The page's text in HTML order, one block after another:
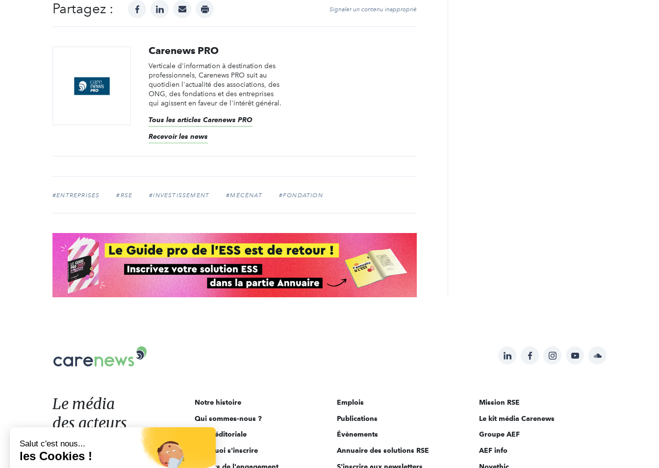
Partagez : facebooklinkedinmail print Signaler un contenu inapproprié
Carenews PRO
Verticale d'information à destination des
professionnels, Carenews PRO suit au
quotidien l'actualité des associations, des
ONG, des fondations et des entreprises
qui agissent en faveur de l'intérêt général.
Tous les articles Carenews PRO
Recevoir les news
#ENTREPRISES #RSE #INVESTISSEMENT #MÉCÉNAT #FONDATION
Suivez-
sur:
LinkedInFacebookInstagramYouTubeSoundcloud
Le
acteurs
de
l'engagement
Le média
des acteurs
de l'engagement
Notre histoire
Qui sommes-nous ?
Ligne éditoriale
Pourquoi s'inscrire
Acteurs de l'engagement
Emplois
Publications
Évènements
Annuaire des solutions RSE
S'inscrire aux newsletters
Mission RSE
Le kit média Carenews
Groupe AEF
AEF info
Novethic
Salut c'est nous...
les Cookies !